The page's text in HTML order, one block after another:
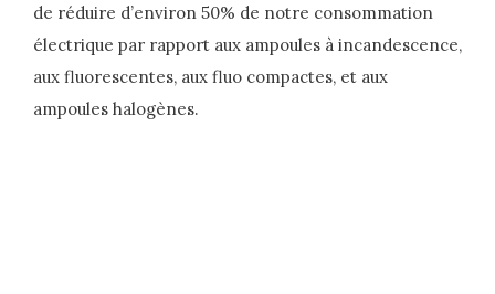
de réduire d’environ 50% de notre consommation
électrique par rapport aux ampoules à incandescence,
aux fluorescentes, aux fluo compactes, et aux
ampoules halogènes.